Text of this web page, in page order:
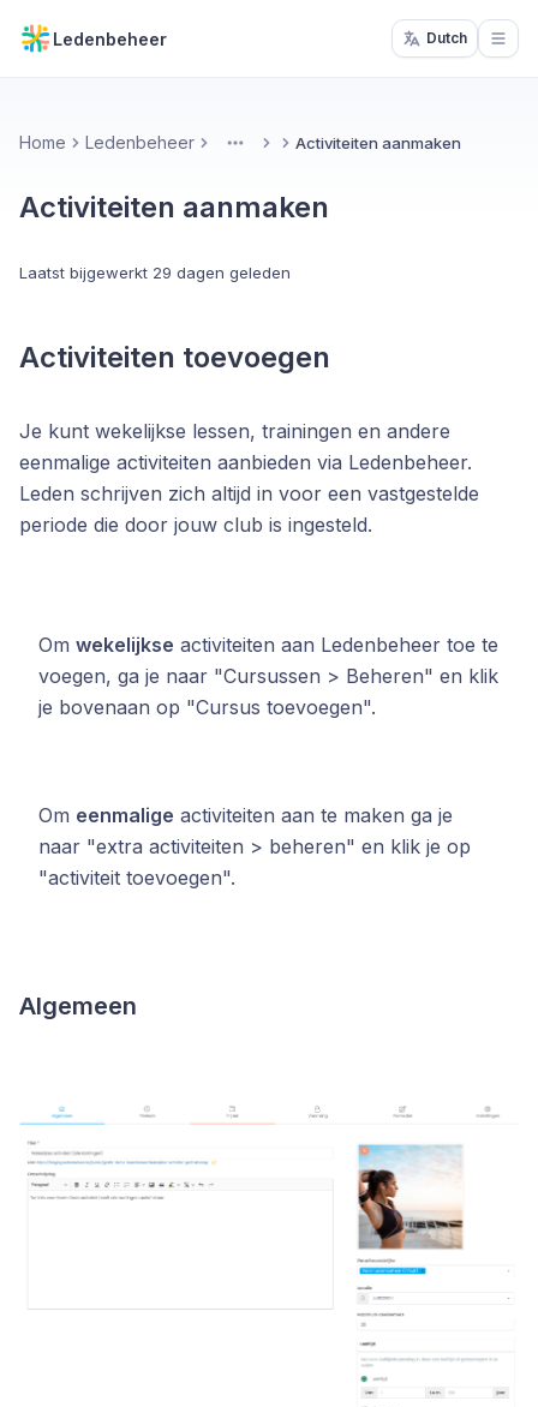
Ledenbeheer Dutch
Home Ledenbeheer More Activiteiten aanmaken
Activiteiten aanmaken
Laatst bijgewerkt 29 dagen geleden
Activiteiten toevoegen
Je kunt wekelijkse lessen, trainingen en andere
eenmalige activiteiten aanbieden via Ledenbeheer.
Leden schrijven zich altijd in voor een vastgestelde
periode die door jouw club is ingesteld.
Om wekelijkse activiteiten aan Ledenbeheer toe te
voegen, ga je naar "Cursussen > Beheren" en klik
je bovenaan op "Cursus toevoegen".
Om eenmalige activiteiten aan te maken ga je
naar "extra activiteiten > beheren" en klik je op
"activiteit toevoegen".
Algemeen